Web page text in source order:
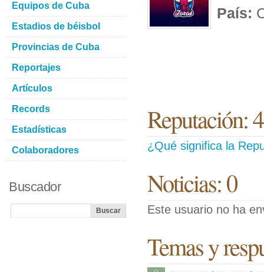
País:
Reputación:
¿Qué significa la
Noticias: 0
Este usuario no ha
Temas y
Equipos de Cuba
Estadios de béisbol
Provincias de Cuba
Reportajes
Artículos
Records
Estadísticas
Colaboradores
Buscador